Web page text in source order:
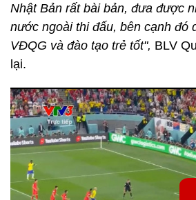
Nhật Bản rất bài bản, đưa được
nước ngoài thi đấu, bên cạnh đó
VĐQG và đào tạo trẻ tốt", BLV
lại.